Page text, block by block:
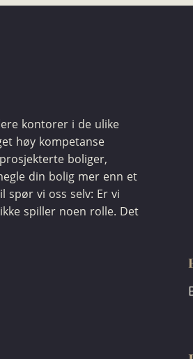
kontorer i de ulike
høy kompetanse
boliger,
din bolig mer enn et
spør vi oss selv: Er vi
spiller noen rolle. Det